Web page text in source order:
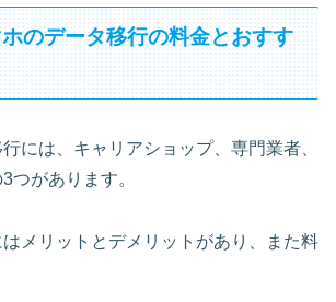
のデータ移行の料金とおすす
には、キャリアショップ、専門業者、
つがあります。
メリットとデメリットがあり、また料